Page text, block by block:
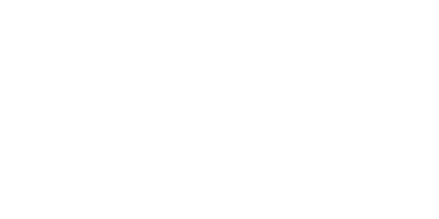
eller kavajer,
material och
som är tidlös som du
jobb eller festlig
såklart bära även till
chinos och upplev
På vår sida finns ett
som regular och
of Sweden ge dig de
är högkvalitativa i
Matcha väskan till den
of Swedens